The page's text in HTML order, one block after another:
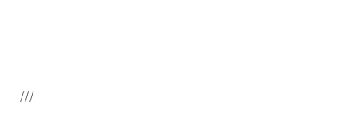
///